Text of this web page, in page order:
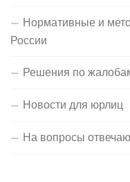
Нормативные и
России
Решения по
Новости для юрлиц
На вопросы